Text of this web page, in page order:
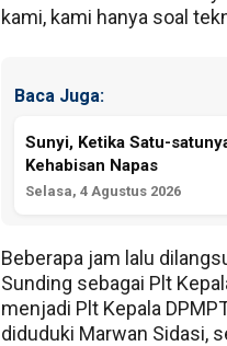
kami, kami hanya soal
Baca Juga:
Sunyi, Ketika Satu-
Kehabisan Napas
Selasa, 4 Agustus 2026
Beberapa jam lalu
Sunding sebagai Plt
menjadi Plt Kepala
diduduki Marwan Sidasi,